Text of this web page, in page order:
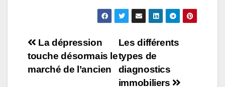
Navigation
de
Les différents
types de
diagnostics
immobiliers
La dépression
touche désormais le
marché de l’ancien